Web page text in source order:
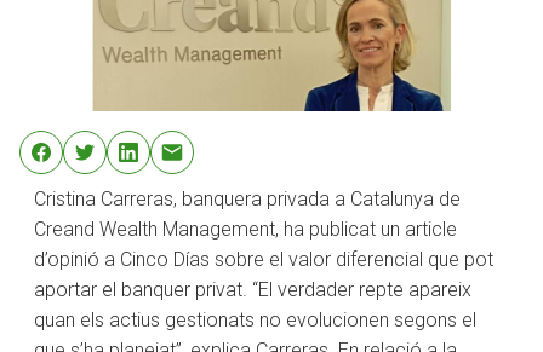
Cristina Carreras, banquera privada a Catalunya de
Creand Wealth Management, ha publicat un article
d’opinió a Cinco Días sobre el valor diferencial que pot
aportar el banquer privat. “El verdader repte apareix
quan els actius gestionats no evolucionen segons el